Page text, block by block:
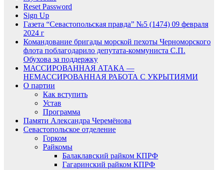
Reset Password
Sign Up
Газета “Севастопольская правда” №5 (1474) 09 февраля
2024 г
Командование бригады морской пехоты Черноморского
флота поблагодарило депутата-коммуниста С.П.
Обухова за поддержку
МАССИРОВАННАЯ АТАКА —
НЕМАССИРОВАННАЯ РАБОТА С УКРЫТИЯМИ
О партии
Как вступить
Устав
Программа
Памяти Александра Черемёнова
Севастопольское отделение
Горком
Райкомы
Балаклавский райком КПРФ
Гагаринский райком КПРФ